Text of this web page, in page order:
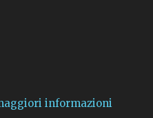
informazioni